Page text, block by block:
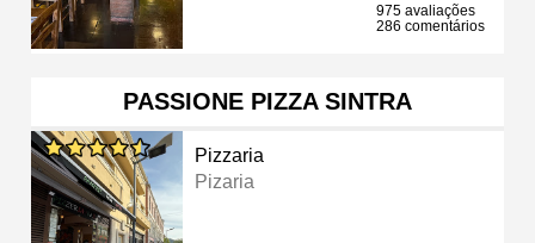
975 avaliações
286 comentários
PASSIONE PIZZA SINTRA
Pizzaria
Pizaria